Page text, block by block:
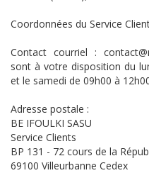
Coordonnées du Service
Contact courriel :
sont à votre disposition du
et le samedi de 09h00 à
Adresse postale :
BE IFOULKI SASU
Service Clients
BP 131 - 72 cours de la
69100 Villeurbanne Cedex